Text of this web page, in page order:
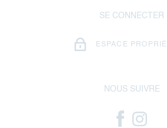
SE CONNECTER
ESPACE
NOUS SUIVRE